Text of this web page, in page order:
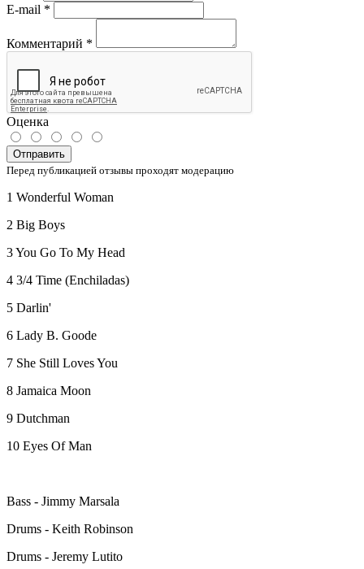
E-mail *
Комментарий *
Оценка
Отправить
Перед публикацией отзывы проходят модерацию
1 Wonderful Woman
2 Big Boys
3 You Go To My Head
4 3/4 Time (Enchiladas)
5 Darlin'
6 Lady B. Goode
7 She Still Loves You
8 Jamaica Moon
9 Dutchman
10 Eyes Of Man
Bass - Jimmy Marsala
Drums - Keith Robinson
Drums - Jeremy Lutito